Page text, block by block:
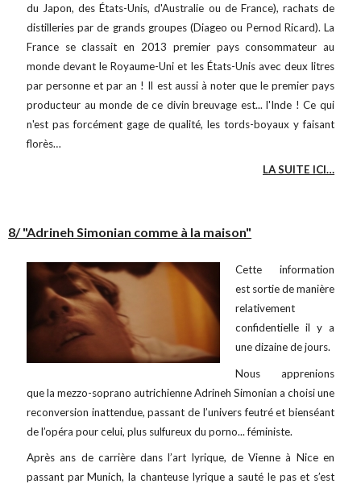
du Japon, des États-Unis, d'Australie ou de France), rachats de
distilleries par de grands groupes (Diageo ou Pernod Ricard). La
France se classait en 2013 premier pays consommateur au
monde devant le Royaume-Uni et les États-Unis avec deux litres
par personne et par an ! Il est aussi à noter que le premier pays
producteur au monde de ce divin breuvage est... l'Inde ! Ce qui
n'est pas forcément gage de qualité, les tords-boyaux y faisant
florès…
LA SUITE ICI…
8/ "Adrineh Simonian comme à la maison"
Cette information
est sortie de manière
relativement
confidentielle il y a
une dizaine de jours.
Nous apprenions
que la mezzo-soprano autrichienne Adrineh Simonian a choisi une
reconversion inattendue, passant de l’univers feutré et bienséant
de l’opéra pour celui, plus sulfureux du porno... féministe.
Après ans de carrière dans l’art lyrique, de Vienne à Nice en
passant par Munich, la chanteuse lyrique a sauté le pas et s’est